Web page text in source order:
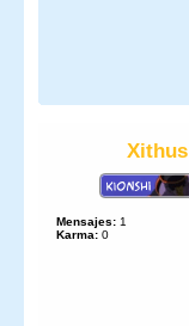
Xithus
Mensajes: 1
Karma: 0